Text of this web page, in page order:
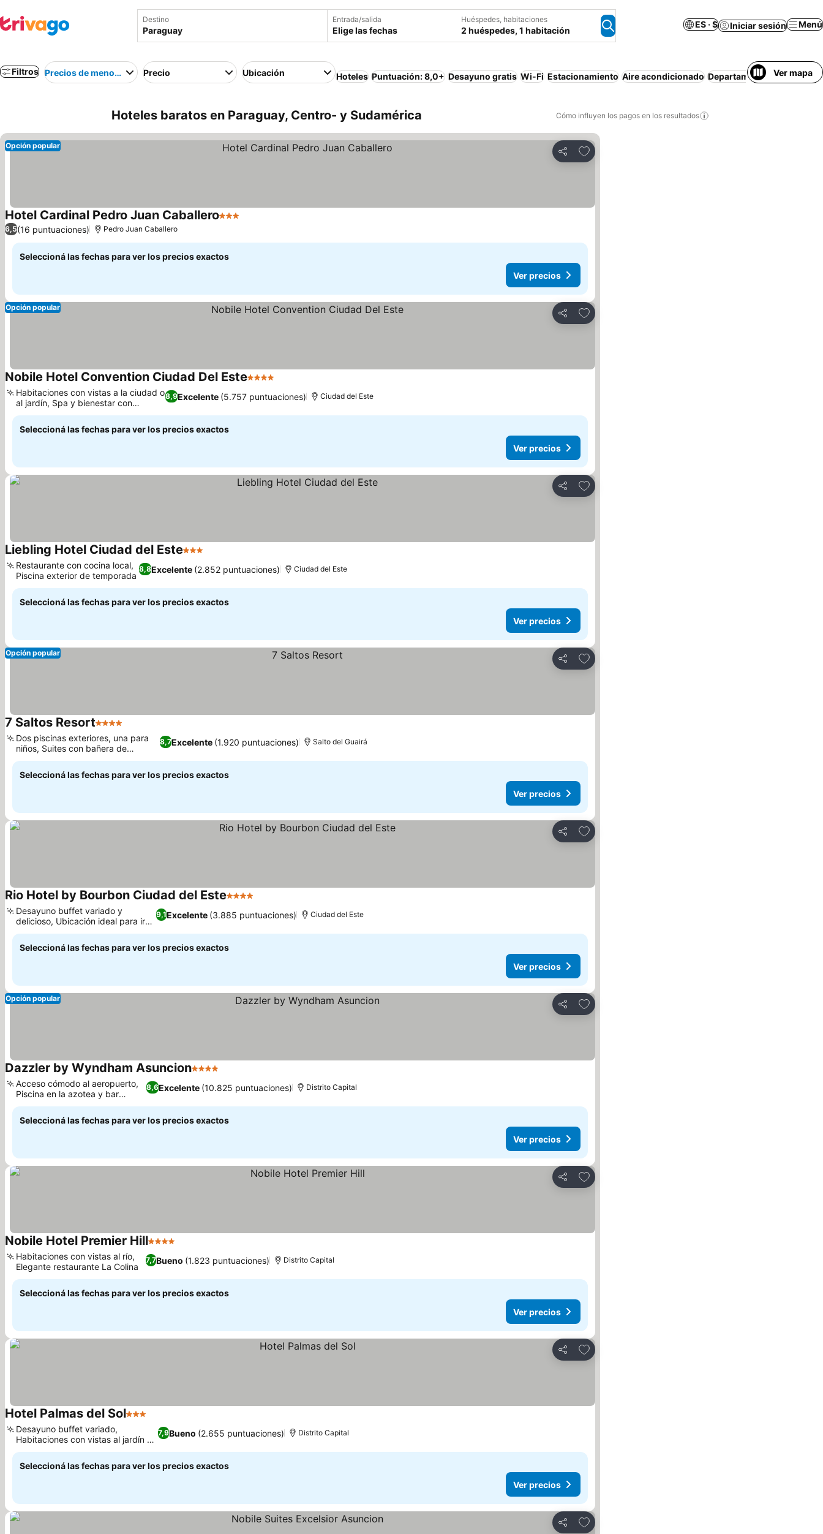
Destino Entrada/salida
Elige las fechas
Huéspedes, habitaciones
2 huéspedes, 1 habitación
ES · $ Iniciar sesión Menú
Filtros Precios de menor a mayorPrecio Ubicación Hoteles Puntuación: 8,0+ Desayuno gratis Wi-Fi Estacionamiento Aire acondicionado Departamento equipado
Ver mapa
Hoteles baratos en Paraguay, Centro- y Sudamérica Cómo influyen los pagos en los resultados
Compartir
Añadir a favoritos
Opción popular
Hotel Cardinal Pedro Juan Caballero3 Estrellas
6,5(16 puntuaciones) Pedro Juan Caballero
Seleccioná las fechas para ver los precios exactos
Ver precios
Compartir
Añadir a favoritos
Opción popular
Nobile Hotel Convention Ciudad Del Este4 Estrellas
8,9Excelente (5.757 puntuaciones)
Habitaciones con vistas a la ciudad o
al jardín, Spa y bienestar con
acupuntura
Ciudad del Este
Seleccioná las fechas para ver los precios exactos
Ver precios
Compartir
Añadir a favoritos
Liebling Hotel Ciudad del Este3 Estrellas
8,8Excelente (2.852 puntuaciones)
Restaurante con cocina local,
Piscina exterior de temporada
Ciudad del Este
Seleccioná las fechas para ver los precios exactos
Ver precios
Compartir
Añadir a favoritos
Opción popular
7 Saltos Resort4 Estrellas
8,7Excelente (1.920 puntuaciones)
Dos piscinas exteriores, una para
niños, Suites con bañera de
hidromasaje
Salto del Guairá
Seleccioná las fechas para ver los precios exactos
Ver precios
Compartir
Añadir a favoritos
Rio Hotel by Bourbon Ciudad del Este4 Estrellas
9,1Excelente (3.885 puntuaciones)
Desayuno buffet variado y
delicioso, Ubicación ideal para ir
de compras
Ciudad del Este
Seleccioná las fechas para ver los precios exactos
Ver precios
Compartir
Añadir a favoritos
Opción popular
Dazzler by Wyndham Asuncion4 Estrellas
8,6Excelente (10.825 puntuaciones)
Acceso cómodo al aeropuerto,
Piscina en la azotea y bar
animado
Distrito Capital
Seleccioná las fechas para ver los precios exactos
Ver precios
Compartir
Añadir a favoritos
Nobile Hotel Premier Hill4 Estrellas
7,7Bueno (1.823 puntuaciones)
Habitaciones con vistas al río,
Elegante restaurante La Colina
Distrito Capital
Seleccioná las fechas para ver los precios exactos
Ver precios
Compartir
Añadir a favoritos
Hotel Palmas del Sol3 Estrellas
7,9Bueno (2.655 puntuaciones)
Desayuno buffet variado,
Habitaciones con vistas al jardín o
la ciudad
Distrito Capital
Seleccioná las fechas para ver los precios exactos
Ver precios
Compartir
Añadir a favoritos